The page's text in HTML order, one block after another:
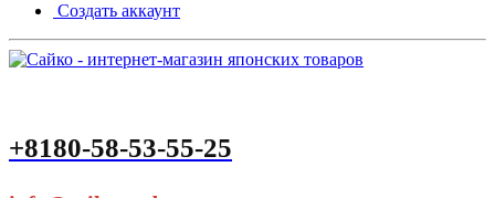
Создать аккаунт
+8180-58-53-55-25